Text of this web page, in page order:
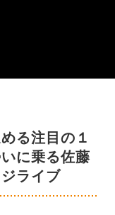
る注目の１
に乗る佐藤
ライブ